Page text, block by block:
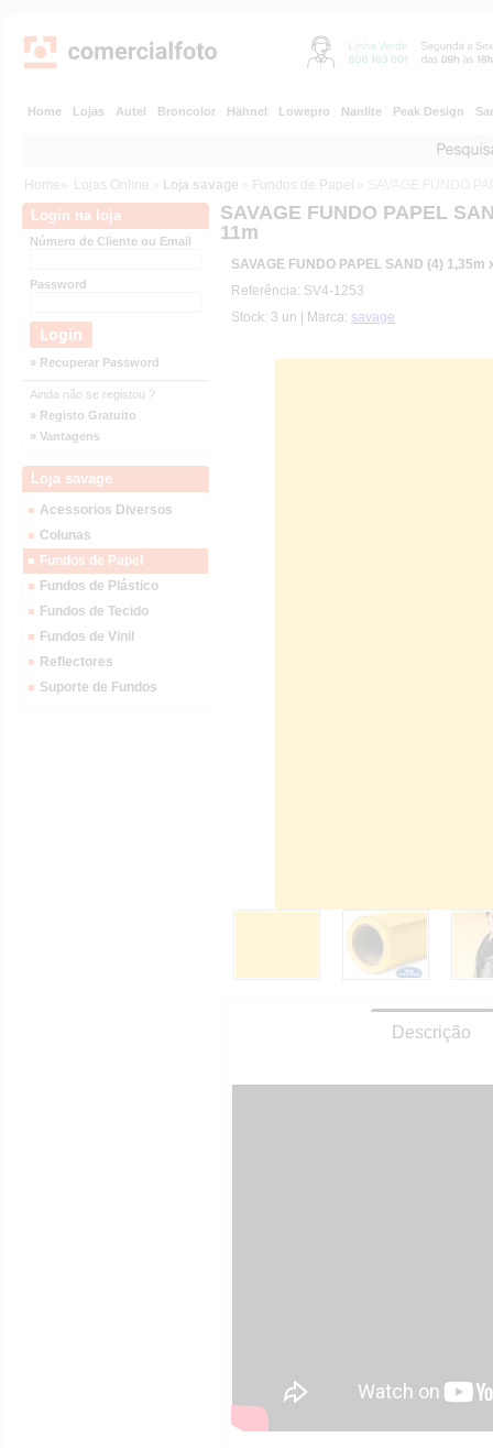
Home Lojas Autel Broncolor Hähnel Lowepro Nanlite Peak Design
Home » Lojas Online » Loja savage » Fundos de Papel » SAVAGE FUNDO
Login na loja
Número de Cliente ou Email
Password
» Recuperar Password
Ainda não se registou ?
» Registo Gratuito
» Vantagens
Loja savage
Acessorios Diversos
Colunas
Fundos de Papel
Fundos de Plástico
Fundos de Tecido
Fundos de Vinil
Reflectores
Suporte de Fundos
SAVAGE FUNDO PAPEL
11m
SAVAGE FUNDO PAPEL SAND (4) 1,35m
Referência: SV4-1253
Stock: 3 un | Marca: savage
Descrição